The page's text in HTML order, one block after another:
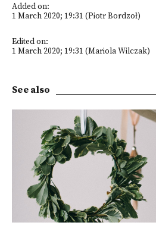
Added on:
1 March 2020; 19:31 (Piotr Bordzoł)
Edited on:
1 March 2020; 19:31 (Mariola Wilczak)
See also